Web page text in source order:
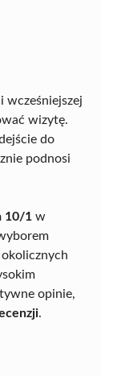
wcześniejszej
wizytę.
do
podnosi
10/1 w
opinie,
.